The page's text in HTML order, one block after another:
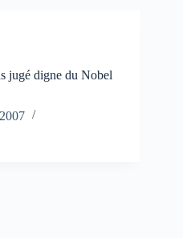
jugé digne du Nobel